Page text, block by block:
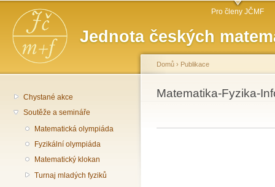
Jednota českých
Hlavní menu Pro členy JČMF
Chystané akce
Soutěže a semináře
Matematická olympiáda
Fyzikální olympiáda
Matematický klokan
Turnaj mladých fyziků
Jste zde
Domů › Publikace
Matematika-Fyzika-